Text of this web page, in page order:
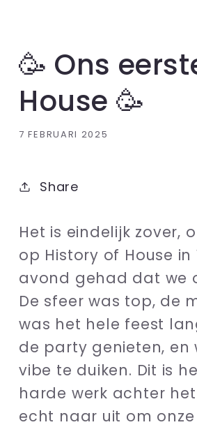
🥳 Ons
House 🥳
7 FEBRUARI 2025
Share
Het is eindelijk zover,
op History of House
avond gehad dat we
De sfeer was top, de
was het hele feest
de party genieten, en
vibe te duiken. Dit is
harde werk achter
echt naar uit om